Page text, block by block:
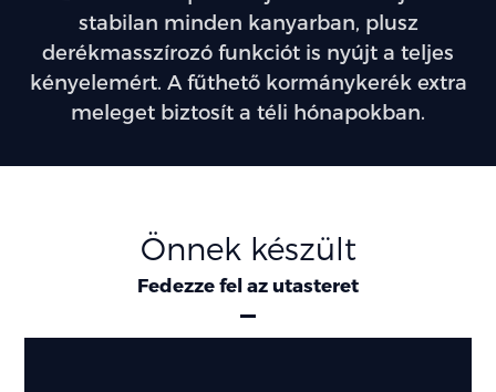
stabilan minden kanyarban, plusz
derékmasszírozó funkciót is nyújt a teljes
kényelemért. A fűthető kormánykerék extra
meleget biztosít a téli hónapokban.
Önnek készült
Fedezze fel az utasteret